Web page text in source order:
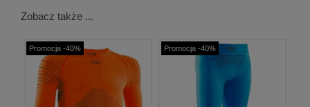
Zobacz także ...
Promocja -40% Promocja -40%